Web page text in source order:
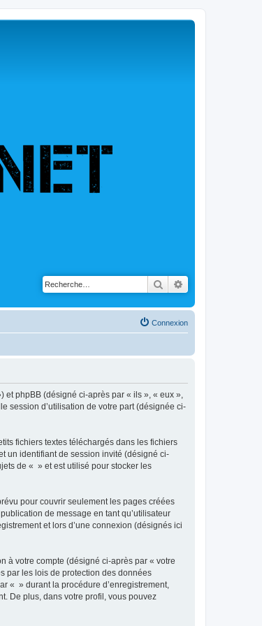
Rechercher
Connexion
phpBB (désigné ci-après par « ils », « eux »,
session d’utilisation de votre part (désignée ci-
fichiers textes téléchargés dans les fichiers
un identifiant de session invité (désigné ci-
de « » et est utilisé pour stocker les
pour couvrir seulement les pages créées
de message en tant qu’utilisateur
et lors d’une connexion (désignés ici
à votre compte (désigné ci-après par « votre
par les lois de protection des données
« » durant la procédure d’enregistrement,
De plus, dans votre profil, vous pouvez